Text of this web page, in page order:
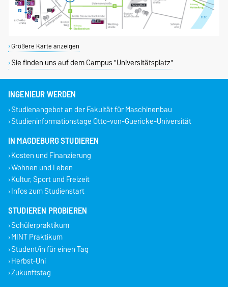
Größere Karte anzeigen
Sie finden uns auf dem Campus "Universitätsplatz"
INGENIEUR WERDEN
Studienangebot an der Fakultät für Maschinenbau
Studieninformationstage Otto-von-Guericke-Universität
IN MAGDEBURG STUDIEREN
Kosten und Finanzierung
Wohnen und Leben
Kultur, Sport und Freizeit
Infos zum Studienstart
STUDIEREN PROBIEREN
Schülerpraktikum
MINT Praktikum
Student/in für einen Tag
Herbst-Uni
Zukunftstag